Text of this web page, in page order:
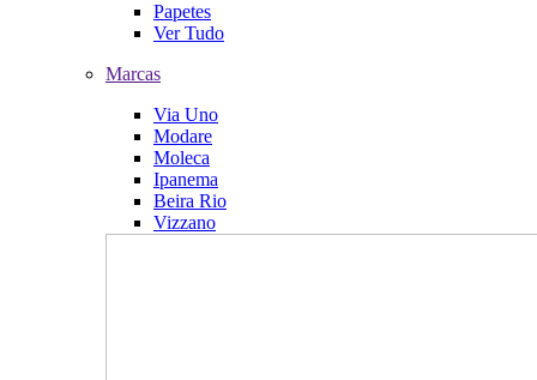
Papetes
Ver Tudo
Marcas
Via Uno
Modare
Moleca
Ipanema
Beira Rio
Vizzano